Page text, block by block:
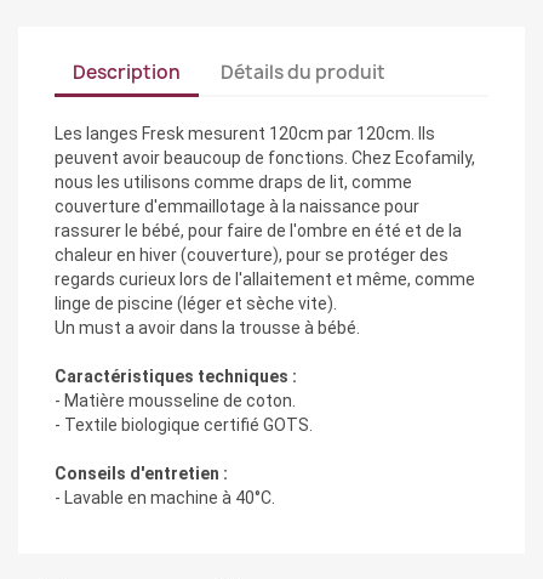
Description Détails du produit
Les langes Fresk mesurent 120cm par 120cm. Ils
peuvent avoir beaucoup de fonctions. Chez Ecofamily,
nous les utilisons comme draps de lit, comme
couverture d'emmaillotage à la naissance pour
rassurer le bébé, pour faire de l'ombre en été et de la
chaleur en hiver (couverture), pour se protéger des
regards curieux lors de l'allaitement et même, comme
linge de piscine (léger et sèche vite).
Un must a avoir dans la trousse à bébé.
Caractéristiques techniques :
- Matière mousseline de coton.
- Textile biologique certifié GOTS.
Conseils d'entretien :
- Lavable en machine à 40°C.